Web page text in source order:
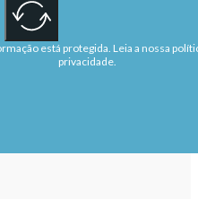
está protegida. Leia a nossa
privacidade.